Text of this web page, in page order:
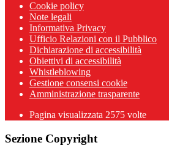
Cookie policy
Note legali
Informativa Privacy
Ufficio Relazioni con il Pubblico
Dichiarazione di accessibilità
Obiettivi di accessibilità
Whistleblowing
Gestione consensi cookie
Amministrazione trasparente
Pagina visualizzata 2575 volte
Sezione Copyright